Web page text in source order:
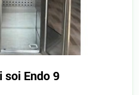
soi Endo 9